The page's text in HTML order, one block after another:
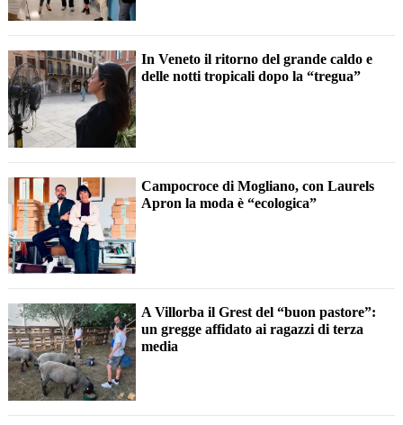
In Veneto il ritorno del grande caldo e
delle notti tropicali dopo la “tregua”
Campocroce di Mogliano, con Laurels
Apron la moda è “ecologica”
A Villorba il Grest del “buon pastore”:
un gregge affidato ai ragazzi di terza
media